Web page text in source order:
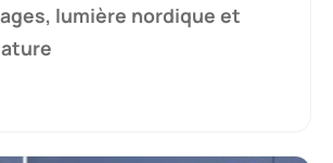
lumière nordique et